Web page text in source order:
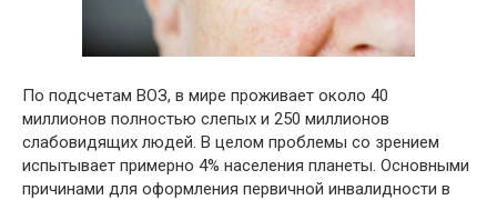
По подсчетам ВОЗ, в мире проживает около 40
миллионов полностью слепых и 250 миллионов
слабовидящих людей. В целом проблемы со зрением
испытывает примерно 4% населения планеты. Основными
причинами для оформления первичной инвалидности в